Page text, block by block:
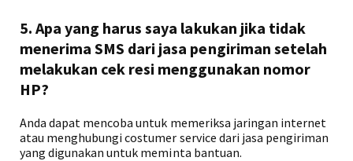
5. Apa yang harus saya lakukan jika tidak
menerima SMS dari jasa pengiriman setelah
melakukan cek resi menggunakan nomor
HP?
Anda dapat mencoba untuk memeriksa jaringan internet
atau menghubungi costumer service dari jasa pengiriman
yang digunakan untuk meminta bantuan.